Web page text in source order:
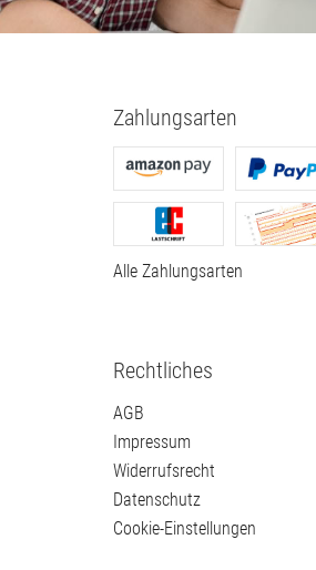
Zahlungsarten
Alle Zahlungsarten
Rechtliches
AGB
Impressum
Widerrufsrecht
Datenschutz
Cookie-Einstellungen